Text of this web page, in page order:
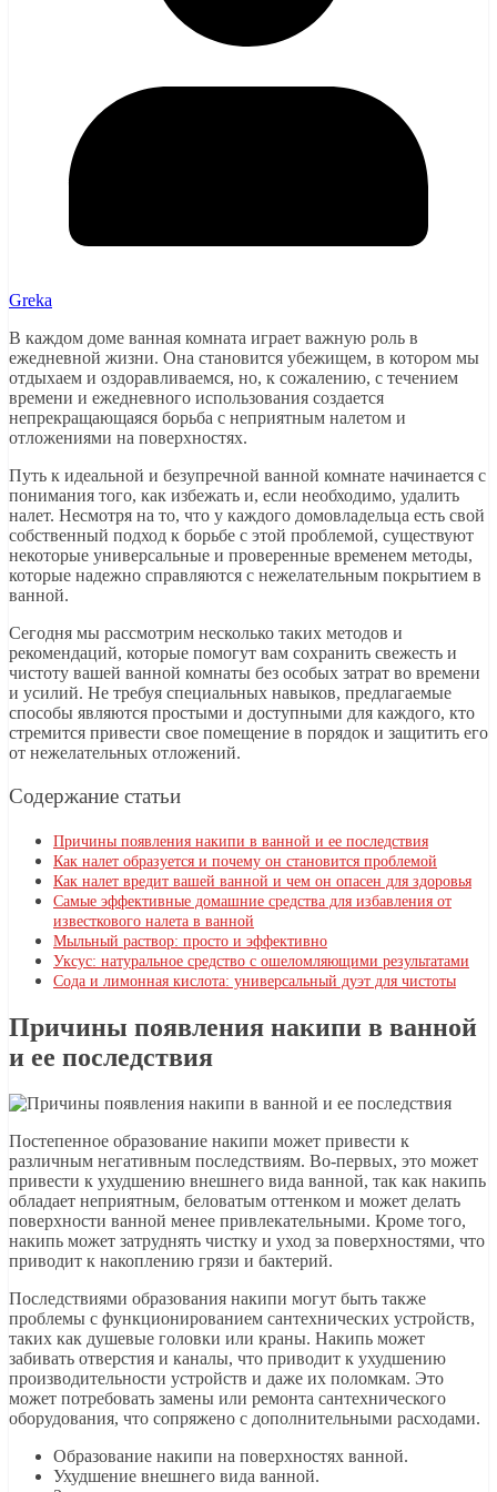
Greka
В каждом доме ванная комната играет важную роль в
ежедневной жизни. Она становится убежищем, в котором мы
отдыхаем и оздоравливаемся, но, к сожалению, с течением
времени и ежедневного использования создается
непрекращающаяся борьба с неприятным налетом и
отложениями на поверхностях.
Путь к идеальной и безупречной ванной комнате начинается с
понимания того, как избежать и, если необходимо, удалить
налет. Несмотря на то, что у каждого домовладельца есть свой
собственный подход к борьбе с этой проблемой, существуют
некоторые универсальные и проверенные временем методы,
которые надежно справляются с нежелательным покрытием в
ванной.
Сегодня мы рассмотрим несколько таких методов и
рекомендаций, которые помогут вам сохранить свежесть и
чистоту вашей ванной комнаты без особых затрат во времени
и усилий. Не требуя специальных навыков, предлагаемые
способы являются простыми и доступными для каждого, кто
стремится привести свое помещение в порядок и защитить его
от нежелательных отложений.
Содержание статьи
Причины появления накипи в ванной и ее последствия
Как налет образуется и почему он становится проблемой
Как налет вредит вашей ванной и чем он опасен для здоровья
Самые эффективные домашние средства для избавления от
известкового налета в ванной
Мыльный раствор: просто и эффективно
Уксус: натуральное средство с ошеломляющими результатами
Сода и лимонная кислота: универсальный дуэт для чистоты
Причины появления накипи в ванной
и ее последствия
Постепенное образование накипи может привести к
различным негативным последствиям. Во-первых, это может
привести к ухудшению внешнего вида ванной, так как накипь
обладает неприятным, беловатым оттенком и может делать
поверхности ванной менее привлекательными. Кроме того,
накипь может затруднять чистку и уход за поверхностями, что
приводит к накоплению грязи и бактерий.
Последствиями образования накипи могут быть также
проблемы с функционированием сантехнических устройств,
таких как душевые головки или краны. Накипь может
забивать отверстия и каналы, что приводит к ухудшению
производительности устройств и даже их поломкам. Это
может потребовать замены или ремонта сантехнического
оборудования, что сопряжено с дополнительными расходами.
Образование накипи на поверхностях ванной.
Ухудшение внешнего вида ванной.